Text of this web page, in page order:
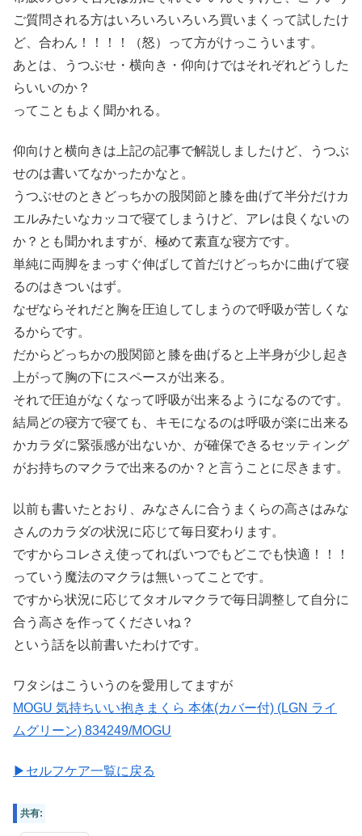
ご質問される方はいろいろいろいろ買いまくって試したけ
ど、合わん！！！！（怒）って方がけっこういます。
あとは、うつぶせ・横向き・仰向けではそれぞれどうした
らいいのか？
ってこともよく聞かれる。
仰向けと横向きは上記の記事で解説しましたけど、うつぶ
せのは書いてなかったかなと。
うつぶせのときどっちかの股関節と膝を曲げて半分だけカ
エルみたいなカッコで寝てしまうけど、アレは良くないの
か？とも聞かれますが、極めて素直な寝方です。
単純に両脚をまっすぐ伸ばして首だけどっちかに曲げて寝
るのはきついはず。
なぜならそれだと胸を圧迫してしまうので呼吸が苦しくな
るからです。
だからどっちかの股関節と膝を曲げると上半身が少し起き
上がって胸の下にスペースが出来る。
それで圧迫がなくなって呼吸が出来るようになるのです。
結局どの寝方で寝ても、キモになるのは呼吸が楽に出来る
かカラダに緊張感が出ないか、が確保できるセッティング
がお持ちのマクラで出来るのか？と言うことに尽きます。
以前も書いたとおり、みなさんに合うまくらの高さはみな
さんのカラダの状況に応じて毎日変わります。
ですからコレさえ使ってればいつでもどこでも快適！！！
っていう魔法のマクラは無いってことです。
ですから状況に応じてタオルマクラで毎日調整して自分に
合う高さを作ってくださいね？
という話を以前書いたわけです。
ワタシはこういうのを愛用してますが
MOGU 気持ちいい抱きまくら 本体(カバー付) (LGN ライ
ムグリーン) 834249/MOGU
▶セルフケア一覧に戻る
共有: